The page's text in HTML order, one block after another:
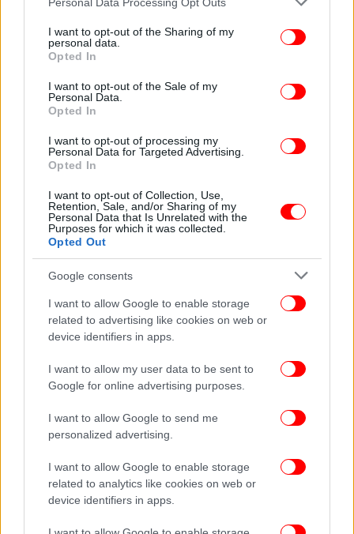
not limited to your visit or usage behaviour. You may click to
grant or deny consent to Google and its third-party tags to
use your data for below specified purposes in below Google
consent section.
I want to opt-out of the Sharing of my
personal data.
Opted In
I want to opt-out of the Sale of my
Personal Data.
Opted In
I want to opt-out of processing my
Personal Data for Targeted Advertising.
Opted In
I want to opt-out of Collection, Use,
Retention, Sale, and/or Sharing of my
Personal Data that Is Unrelated with the
Purposes for which it was collected.
Opted Out
Google consents
I want to allow Google to enable storage
related to advertising like cookies on web or
device identifiers in apps.
I want to allow my user data to be sent to
Google for online advertising purposes.
I want to allow Google to send me
personalized advertising.
I want to allow Google to enable storage
related to analytics like cookies on web or
device identifiers in apps.
Ακολουθήστε το στο Google News
και μάθετε
πρώτοι όλες τις ειδήσεις
Δείτε όλες τις τελευταίεςΕιδήσειςαπό την Ελλάδα και τον Κόσμο,